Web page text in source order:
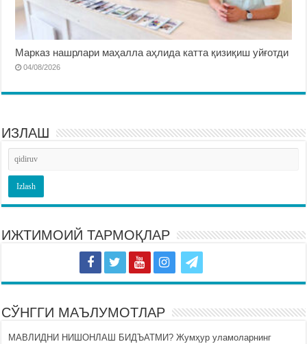
Марказ нашрлари маҳалла аҳлида катта қизиқиш уйғотди
04/08/2026
ИЗЛАШ
ИЖТИМОИЙ ТАРМОҚЛАР
СЎНГГИ МАЪЛУМОТЛАР
МАВЛИДНИ НИШОНЛАШ БИДЪАТМИ? Жумҳур уламоларнинг